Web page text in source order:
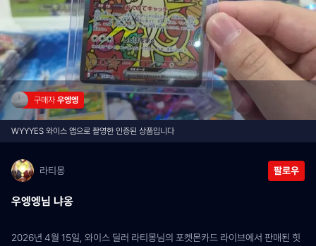
구매자 우엥엥
WYYYES 와이스 앱으로 촬영한 인증된 상품입니다
라티몽 팔로우
우엥엥님 냐옹
2026년 4월 15일, 와이스 딜러 라티몽님의 포켓몬카드 라이브에서 판매된 힛